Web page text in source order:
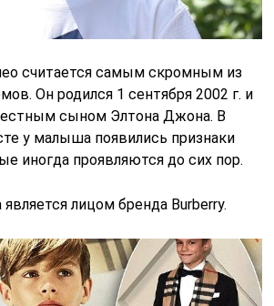
считается самым скромным из
Он родился 1 сентября 2002 г. и
сыном Элтона Джона. В
у малыша появились признаки
иногда проявляются до сих пор.
лицом бренда Burberry.